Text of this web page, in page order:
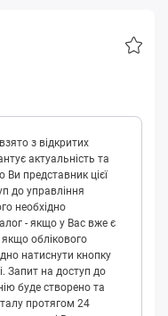
з відкритих
актуальність та
Ви представник цієї
до управління
необхідно
- якщо у Вас вже є
якщо облікового
натиснути кнопку
Запит на доступ до
буде створено та
протягом 24